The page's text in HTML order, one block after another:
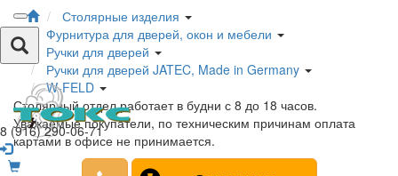
8 (916) 290-06-71
Столярные изделия
Фурнитура для дверей, окон и мебели
Ручки для дверей
Ручки для дверей JATEC, Made in Germany
W-FELD
Столярный отдел работает в будни с 8 до 18 часов.
Уважаемые покупатели, по техническим причинам оплата
картами в офисе не принимается.